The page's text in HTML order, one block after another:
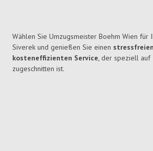
Wählen Sie Umzugsmeister Boehm Wien für
Siverek und genießen Sie einen
kosteneffizienten Service, der speziell auf
zugeschnitten ist.